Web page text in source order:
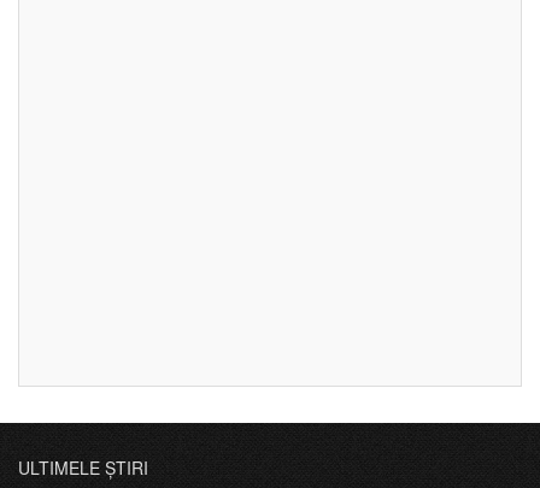
ULTIMELE ȘTIRI